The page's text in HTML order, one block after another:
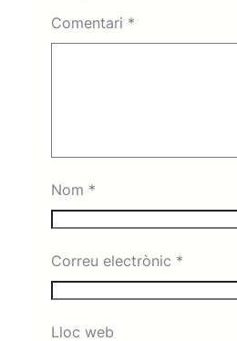
Comentari *
Nom *
Correu electrònic *
Lloc web